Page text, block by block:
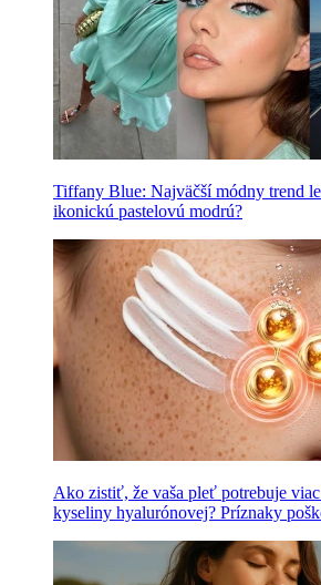
Tiffany Blue: Najväčší módny trend
ikonickú pastelovú modrú?
Ako zistiť, že vaša pleť potrebuje
kyseliny hyalurónovej? Príznaky